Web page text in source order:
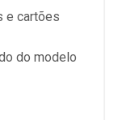
e cartões
do modelo